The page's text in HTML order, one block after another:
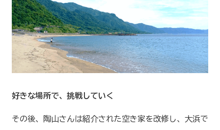
好きな場所で、挑戦していく
その後、陶山さんは紹介された空き家を改修し、大浜で